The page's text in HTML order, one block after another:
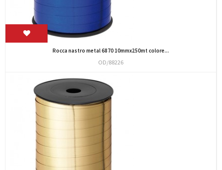
Rocca nastro metal 6870 10mmx250mt colore...
OD/88226